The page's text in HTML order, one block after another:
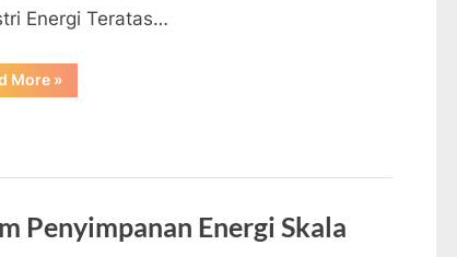
Energi Teratas…
More“5
Tren
»
Penyimpanan Energi Skala